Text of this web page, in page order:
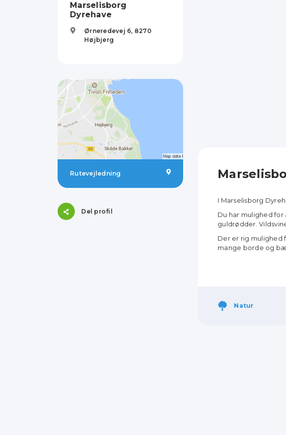
Marselisborg
Dyrehave
Ørneredevej 6, 8270
Højbjerg
Rutevejledning
Del profil
I Marselisborg
Du har mulighed
guldrødder.
Der er rig mulighed
mange borde og
Natur